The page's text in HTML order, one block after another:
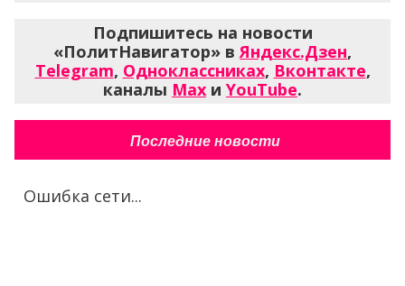
Подпишитесь на новости
«ПолитНавигатор» в Яндекс.Дзен,
Telegram, Одноклассниках, Вконтакте,
каналы Max и YouTube.
Последние новости
Ошибка сети...